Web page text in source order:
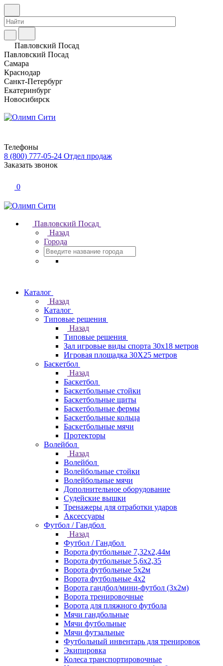
Павловский Посад
Павловский Посад
Самара
Краснодар
Санкт-Петербург
Екатеринбург
Новосибирск
Телефоны
8 (800) 777-05-24 Отдел продаж
Заказать звонок
0
Павловский Посад
Назад
Города
Каталог
Назад
Каталог
Типовые решения
Назад
Типовые решения
Зал игровые виды спорта 30x18 метров
Игровая площадка 30Х25 метров
Баскетбол
Назад
Баскетбол
Баскетбольные стойки
Баскетбольные щиты
Баскетбольные фермы
Баскетбольные кольца
Баскетбольные мячи
Протекторы
Волейбол
Назад
Волейбол
Волейбольные стойки
Волейбольные мячи
Дополнительное оборудование
Судейские вышки
Тренажеры для отработки ударов
Аксессуары
Футбол / Гандбол
Назад
Футбол / Гандбол
Ворота футбольные 7,32х2,44м
Ворота футбольные 5,6х2,35
Ворота футбольные 5х2м
Ворота футбольные 4х2
Ворота гандбол/мини-футбол (3х2м)
Ворота тренировочные
Ворота для пляжного футбола
Мячи гандбольные
Мячи футбольные
Мячи футзальные
Футбольный инвентарь для тренировок
Экипировка
Колеса транспортировочные